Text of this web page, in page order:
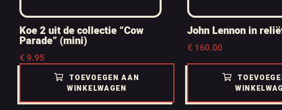
Koe 2 uit de collectie “Cow
Parade” (mini)
€9.95
TOEVOEGEN AAN
WINKELWAGEN
John Lennon in
€160.00